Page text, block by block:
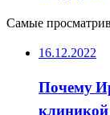
Самые
16.12.2022
Почему
клиникой